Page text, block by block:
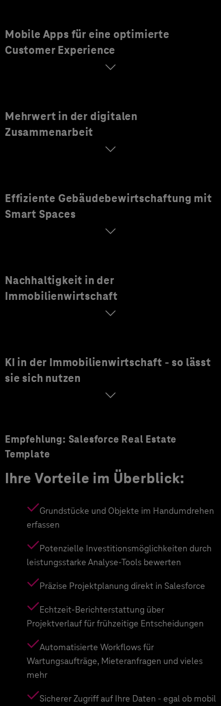
Mobile Apps für eine optimierte
Customer Experience
Mehrwert in der digitalen
Zusammenarbeit
Effiziente Gebäudebewirtschaftung mit
Smart Spaces
Nachhaltigkeit in der
Immobilienwirtschaft
KI in der Immobilienwirtschaft - so lässt
sie sich nutzen
Empfehlung: Salesforce Real Estate
Template
Ihre Vorteile im Überblick:
Grundstücke und Objekte im Handumdrehen
erfassen
Potenzielle Investitionsmöglichkeiten durch
leistungsstarke Analyse-Tools bewerten
Präzise Projektplanung direkt in Salesforce
Echtzeit-Berichterstattung über
Projektverlauf für frühzeitige Entscheidungen
Automatisierte Workflows für
Wartungsaufträge, Mieteranfragen und vieles
mehr
Sicherer Zugriff auf Ihre Daten - egal ob mobil